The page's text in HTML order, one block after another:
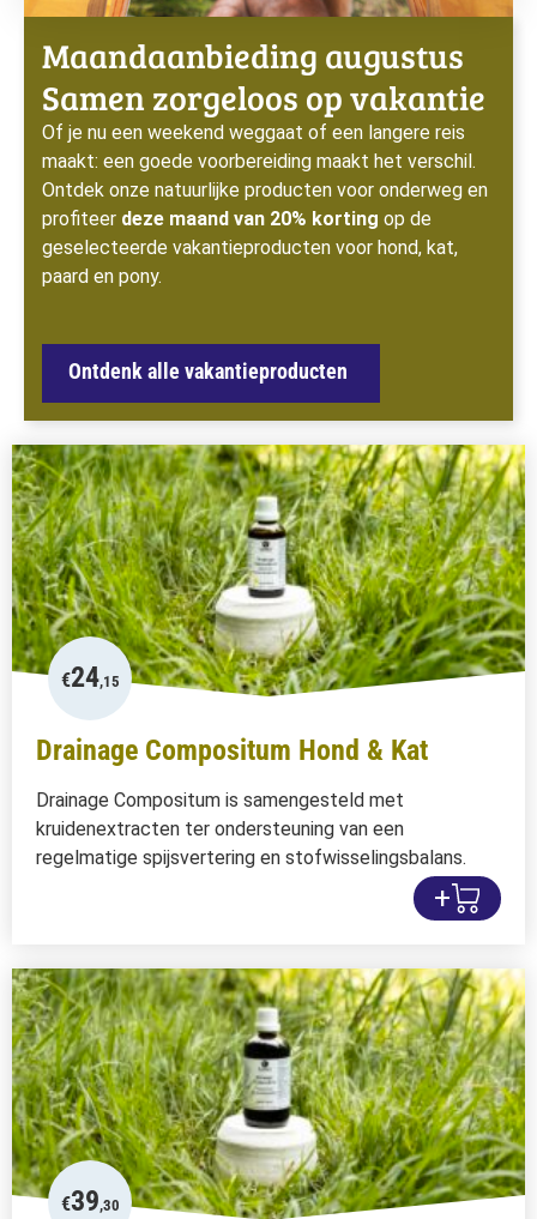
Maandaanbieding augustus
Samen zorgeloos op vakantie
Of je nu een weekend weggaat of een langere reis
maakt: een goede voorbereiding maakt het verschil.
Ontdek onze natuurlijke producten voor onderweg en
profiteer deze maand van 20% korting op de
geselecteerde vakantieproducten voor hond, kat,
paard en pony.
Ontdenk alle vakantieproducten
€24,15
Drainage Compositum Hond & Kat
Drainage Compositum is samengesteld met
kruidenextracten ter ondersteuning van een
regelmatige spijsvertering en stofwisselingsbalans.
+
€39,30